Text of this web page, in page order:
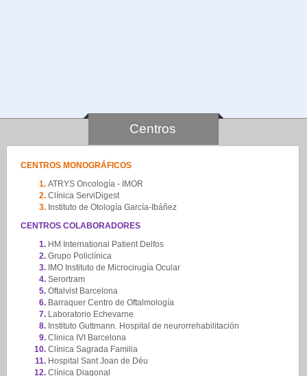
Centros
CENTROS MONOGRÁFICOS
ATRYS Oncología - IMOR
Clínica ServiDigest
Instituto de Otología García-Ibáñez
CENTROS COLABORADORES
HM International Patient Delfos
Grupo Policlínica
IMO Instituto de Microcirugía Ocular
Serortram
Oftalvist Barcelona
Barraquer Centro de Oftalmología
Laboratorio Echevarne
Instituto Guttmann. Hospital de neurorrehabilitación
Clinica IVI Barcelona
Clínica Sagrada Familia
Hospital Sant Joan de Déu
Clínica Diagonal